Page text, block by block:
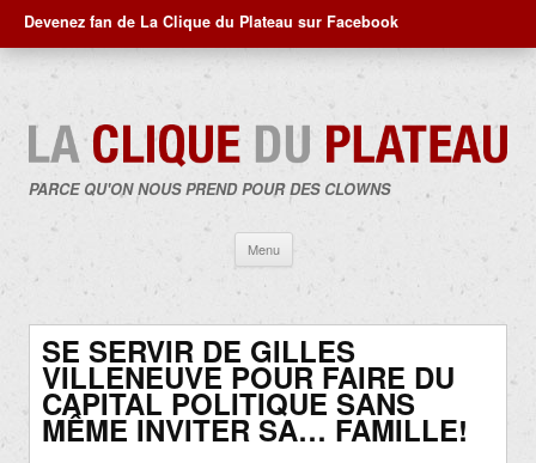
Devenez fan de La Clique du Plateau sur Facebook
PARCE QU'ON NOUS PREND POUR DES CLOWNS
Menu
contenu
SE SERVIR DE GILLES
VILLENEUVE POUR FAIRE DU
CAPITAL POLITIQUE SANS
MÊME INVITER SA… FAMILLE!